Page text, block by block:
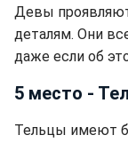
Девы
деталям. Они
даже если об
5 место -
Тельцы имеют